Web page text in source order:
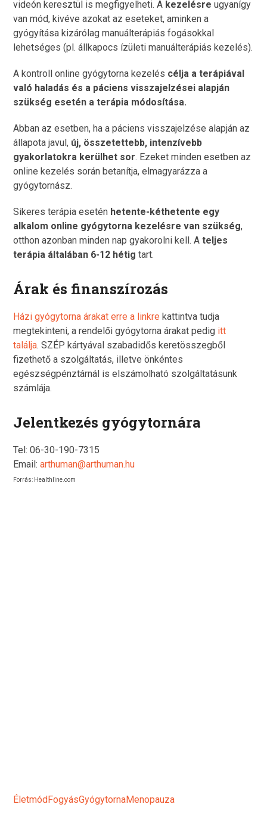
videón keresztül is megfigyelheti. A kezelésre ugyanígy
van mód, kivéve azokat az eseteket, aminken a
gyógyítása kizárólag manuálterápiás fogásokkal
lehetséges (pl. állkapocs ízületi manuálterápiás kezelés).
A kontroll online gyógytorna kezelés célja a terápiával
való haladás és a páciens visszajelzései alapján
szükség esetén a terápia módosítása.
Abban az esetben, ha a páciens visszajelzése alapján az
állapota javul, új, összetettebb, intenzívebb
gyakorlatokra kerülhet sor. Ezeket minden esetben az
online kezelés során betanítja, elmagyarázza a
gyógytornász.
Sikeres terápia esetén hetente-kéthetente egy
alkalom online gyógytorna kezelésre van szükség,
otthon azonban minden nap gyakorolni kell. Ateljes
terápia általában 6-12 hétig tart.
Árak és finanszírozás
Házi gyógytorna árakat erre a linkre kattintva tudja
megtekinteni, a rendelői gyógytorna árakat pedig itt
találja. SZÉP kártyával szabadidős keretösszegből
fizethető a szolgáltatás, illetve önkéntes
egészségpénztárnál is elszámolható szolgáltatásunk
számlája.
Jelentkezés gyógytornára
Tel: 06-30-190-7315
Email: arthuman@arthuman.hu
Forrás: Healthline.com
ÉletmódFogyásGyógytornaMenopauza